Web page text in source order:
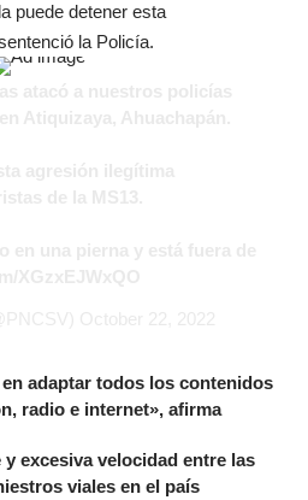
puede detener esta
la Policía.
adaptar todos los contenidos
radio e internet», afirma
excesiva velocidad entre las
viales en el país